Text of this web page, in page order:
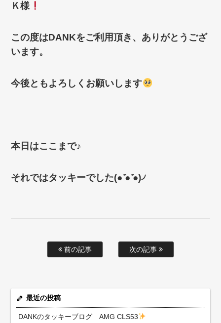
Ｋ様
この度はDANKをご利用頂き、ありがとうござ
います。
今後ともよろしくお願いします‍
本日はここまで♪
それではタッキーでした(● ̍̑● ̍̑●)৴
前の記事 次の記事
最近の投稿
DANKのタッキーブログ AMG CLS53